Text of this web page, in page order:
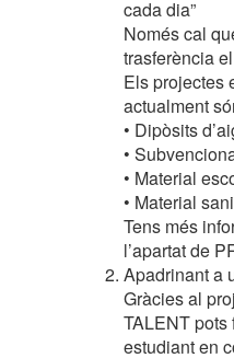
cada dia”
Només cal
trasferència
Els projectes
actualment
• Dipòsits
•
• Material
• Material
Tens més
l’apartat de
Apadrinant a
Gràcies al
TALENT pots
estudiant en